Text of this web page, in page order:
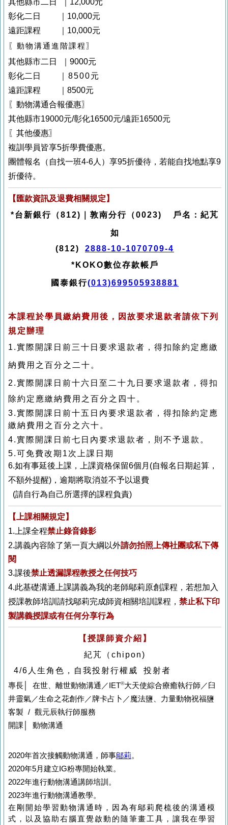
其他縣市二日 ｜12,000元
彰化二日 ｜10,000元
遠距課程 ｜10,000元
〖動物溝通進階課程〗
其他縣市二日 ｜9000元
彰化二日
｜8500元
遠距課程 ｜8500元
〖動物溝通合報優惠〗
其他縣市19000元/彰化16500元/遠距16500元
〖其他優惠〗
複訓學員皆享5折學費優惠。
團體報名（自找一班4-6人）享95折優待，若能自找地點享9
折優待。
【匯款資訊及退費相關規定】
*台新銀行（812)｜敦南分行（0023) 戶名：紀芃
如
(812) 2888-10-1070709-4
*KOKO數位存款帳戶
國泰銀行(013)699505938881
本課程於學員繳納費用後，因故要求退款者請依下列
規定辦理
1.實際開課日前三十日要求退款者，得扣除約定應繳
納費用之百分之二十。
2.實際開課日前十六日至二十九日要求退款者， 得扣
除約定應繳納費用之百分之四十。
3.實際開課日前十五日內要求退款者， 得扣除約定應
繳納費用之百分之六十。
4.實際開課日前七日內要求退款者，則不予退款 。
5.可免費改期1次上課日期
6.如有事延後上課，上課資格保留6個月(自報名日期起算，
不額外提醒)，逾期將取消並不予以退費
(請自行為自己所選擇的課程負責)
【上課相關規定】
1.上課全程禁止錄音錄影
2.講義內容除了第一頁大綱以外請勿拍照上傳社團或私下傳
閱
3.課後禁止透漏課程教授之任何技巧
4.此基礎溝通上課講義為我的老師鄔莉原創課程，若想加入
授課教師培訓請找鄔莉完成師資相關培訓課程， 禁止私下印
製講義授課或有任何分享行為
【授課師資介紹】
紀芃（chipon)
4/6人生角色，自我投射行權威 投射者
專長│ 在世、離世動物溝通／IET®大天使綜合療癒執行師／臼
井靈氣／生命之花創作／牌卡占卜／魔法鹽、力量動物祝福鹽
客製 / 觀元辰執行師服務
開課│ 動物溝通
2020年首次接觸動物溝通，師事鄔莉。
2020年5月建立IG粉專開始執業。
2022年進行動物溝通講師培訓。
2023年進行動物溝通教學。
在剛開始學習動物溝通時，因為有鄔莉爬梳後的溝通模
式，以及協助右腦直覺啟動的隨筆畫工具，讓我在學習